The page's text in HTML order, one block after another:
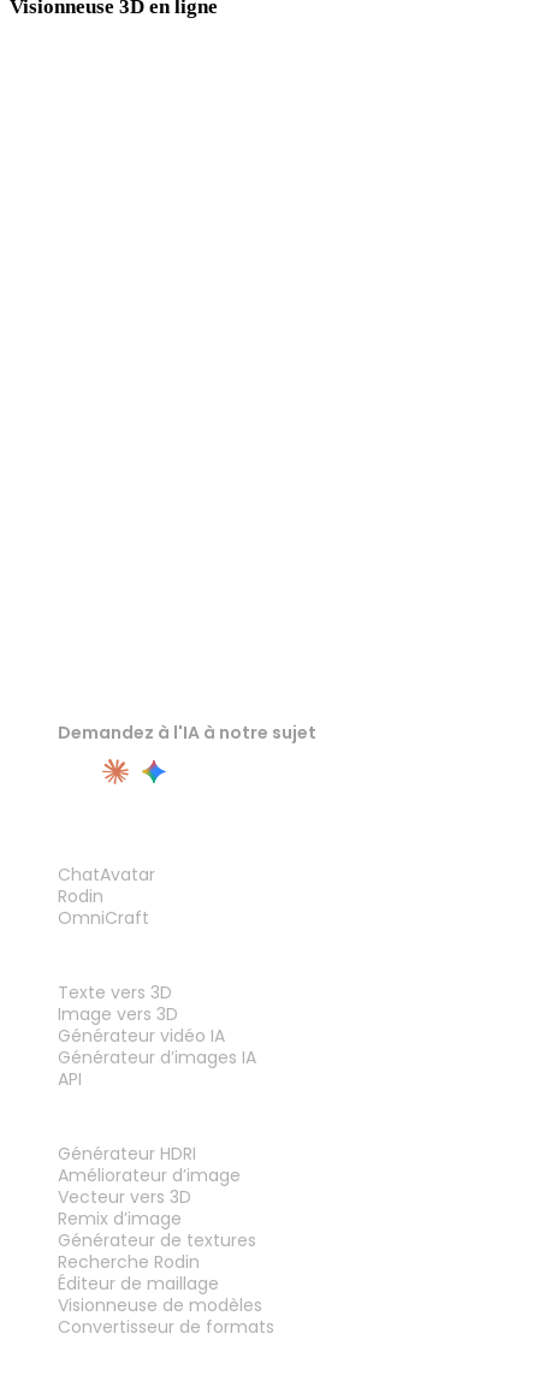
Visionneuse 3D en ligne
Demandez à l'IA à notre sujet
ChatAvatar
Rodin
OmniCraft
Texte vers 3D
Image vers 3D
Générateur vidéo IA
Générateur d’images IA
API
Générateur HDRI
Améliorateur d’image
Vecteur vers 3D
Remix d’image
Générateur de textures
Recherche Rodin
Éditeur de maillage
Visionneuse de modèles
Convertisseur de formats